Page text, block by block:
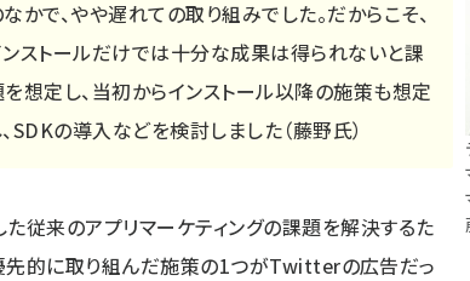
かで、やや遅れての取り組みでした。だからこそ、
ストールだけでは十分な成果は得られないと課
想定し、当初からインストール以降の施策も想定
、SDKの導入などを検討しました（藤野氏）
た従来のアプリマーケティングの課題を解決するた
先的に取り組んだ施策の1つがTwitterの広告だっ